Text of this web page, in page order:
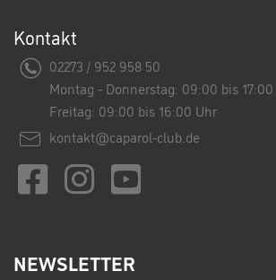
Kontakt
02273 / 952 958 50
Montag - Donnerstag: 09:00 bis
Freitag: 09:00 bis 16:00 Uhr
kontakt@caparol-club.de
NEWSLETTER